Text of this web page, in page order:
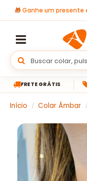
🎁Ganhe um presente
FRETE GRÁTIS
Início / Colar Âmbar /